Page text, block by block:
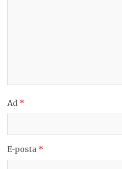
Ad *
E-posta *